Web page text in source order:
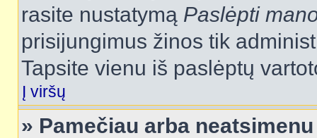
rasite nustatymą Paslėpti
prisijungimus žinos tik
Tapsite vienu iš paslėptų
Į viršų
» Pamečiau arba